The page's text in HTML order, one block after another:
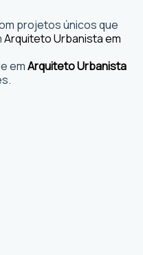
projetos únicos que
Arquiteto Urbanista em
emArquiteto Urbanista